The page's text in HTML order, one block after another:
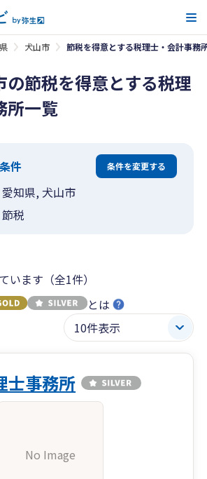
犬山市 節税を得意とする税理士・会計事務
の節税を得意とする税理
所一覧
件 条件を変更する
愛知県, 犬山市
節税
います（全1件）
とは
士事務所
No Image